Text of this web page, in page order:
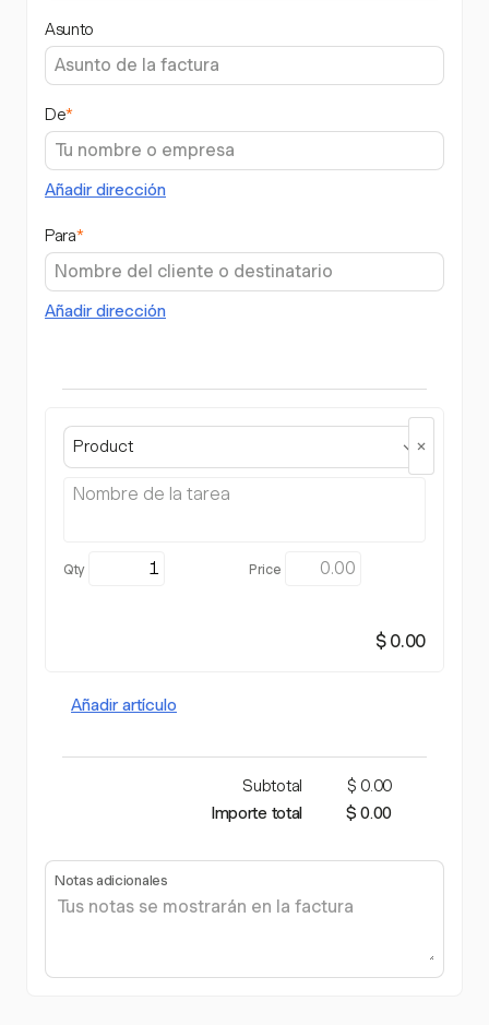
Asunto
De*
Añadir dirección
Para*
Añadir dirección
Product
$ 0.00
Añadir artículo
Subtotal
$ 0.00
Importe total
$ 0.00
Notas adicionales